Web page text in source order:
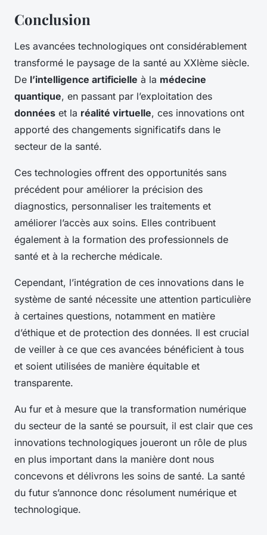
Conclusion
Les avancées technologiques ont considérablement
transformé le paysage de la santé au XXIème siècle.
De l’intelligence artificielle à la médecine
quantique, en passant par l’exploitation des
données et la réalité virtuelle, ces innovations ont
apporté des changements significatifs dans le
secteur de la santé.
Ces technologies offrent des opportunités sans
précédent pour améliorer la précision des
diagnostics, personnaliser les traitements et
améliorer l’accès aux soins. Elles contribuent
également à la formation des professionnels de
santé et à la recherche médicale.
Cependant, l’intégration de ces innovations dans le
système de santé nécessite une attention particulière
à certaines questions, notamment en matière
d’éthique et de protection des données. Il est crucial
de veiller à ce que ces avancées bénéficient à tous
et soient utilisées de manière équitable et
transparente.
Au fur et à mesure que la transformation numérique
du secteur de la santé se poursuit, il est clair que ces
innovations technologiques joueront un rôle de plus
en plus important dans la manière dont nous
concevons et délivrons les soins de santé. La santé
du futur s’annonce donc résolument numérique et
technologique.